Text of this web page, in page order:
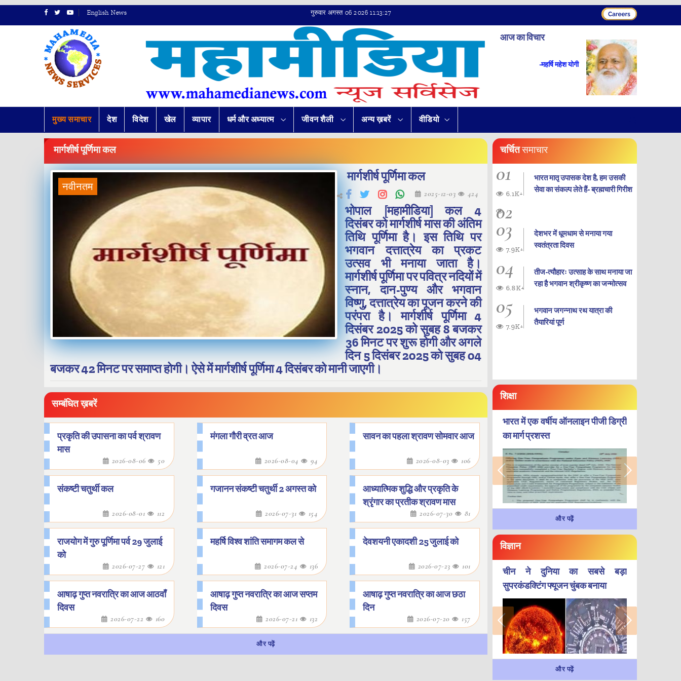
English News गुरुवार अगस्त 06 2026 11:13:28
आज का विचार
-महर्षि महेश योगी
मुख्य समाचार देश विदेश खेल व्यापार धर्म और अध्यात्म जीवन शैली अन्य ख़बरें वीडियो
BREAKINGNEWS
मार्गशीर्ष पूर्णिमा कल
नवीनतम
मार्गशीर्ष पूर्णिमा कल
2025-12-03 424
भोपाल [महामीडिया] कल 4
दिसंबर को मार्गशीर्ष मास की अंतिम
तिथि पूर्णिमा है। इस तिथि पर
भगवान दत्तात्रेय का प्रकट
उत्सव भी मनाया जाता है।
मार्गशीर्ष पूर्णिमा पर पवित्र नदियों में
स्नान, दान-पुण्य और भगवान
विष्णु, दत्तात्रेय का पूजन करने की
परंपरा है। मार्गशीर्ष पूर्णिमा 4
दिसंबर 2025 को सुबह 8 बजकर
36 मिनट पर शुरू होगी और अगले
दिन 5 दिसंबर 2025 को सुबह 04
बजकर 42 मिनट पर समाप्त होगी। ऐसे में मार्गशीर्ष पूर्णिमा 4 दिसंबर को मानी जाएगी।
सम्बंधित ख़बरें
प्रकृति की उपासना का पर्व श्रावण
मास
2026-08-06 50
मंगला गौरी व्रत आज
2026-08-04 94
सावन का पहला श्रावण सोमवार आज
2026-08-03 106
संकष्टी चतुर्थी कल
2026-08-01 112
गजानन संकष्टी चतुर्थी 2 अगस्त को
2026-07-31 154
आध्यात्मिक शुद्धि और प्रकृति के
श्रृंगार का प्रतीक श्रावण मास
2026-07-30 81
राजयोग में गुरु पूर्णिमा पर्व 29 जुलाई
को
2026-07-27 121
महर्षि विश्व शांति समागम कल से
2026-07-24 136
देवशयनी एकादशी 25 जुलाई को
2026-07-23 101
आषाढ़ गुप्त नवरात्रि का आज आठवाँ
दिवस
2026-07-22 160
आषाढ़ गुप्त नवरात्रि का आज सप्तम
दिवस
2026-07-21 132
आषाढ़ गुप्त नवरात्रि का आज छठा
दिन
2026-07-20 157
और पढ़ें
चर्चितसमाचार
01
भारत मातृ उपासक देश है, हम उसकी
सेवा का संकल्प लेते हैं- ब्रह्मचारी गिरीश
6.1K+
02
03
देशभर में धूमधाम से मनाया गया
स्वतंत्रता दिवस
7.9K+
04
तीज-त्यौहारः उत्साह के साथ मनाया जा
रहा है भगवान श्रीकृष्ण का जन्‍मोत्‍सव
6.8K+
05
भगवान जगन्नाथ रथ यात्रा की
तैयारियां पूर्ण
7.9K+
शिक्षा
भारत में एक वर्षीय ऑनलाइन पीजी डिग्री
का मार्ग प्रशस्त
और पढ़ें
विज्ञान
चीन ने दुनिया का सबसे बड़ा
सुपरकंडक्टिंग फ्यूजन चुंबक बनाया
और पढ़ें